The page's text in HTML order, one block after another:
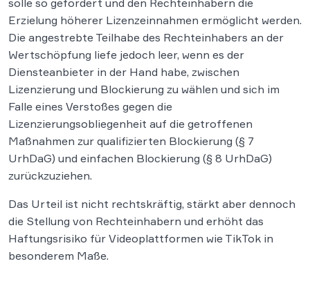
solle so gefördert und den Rechteinhabern die
Erzielung höherer Lizenzeinnahmen ermöglicht werden.
Die angestrebte Teilhabe des Rechteinhabers an der
Wertschöpfung liefe jedoch leer, wenn es der
Diensteanbieter in der Hand habe, zwischen
Lizenzierung und Blockierung zu wählen und sich im
Falle eines Verstoßes gegen die
Lizenzierungsobliegenheit auf die getroffenen
Maßnahmen zur qualifizierten Blockierung (§ 7
UrhDaG) und einfachen Blockierung (§ 8 UrhDaG)
zurückzuziehen.
Das Urteil ist nicht rechtskräftig, stärkt aber dennoch
die Stellung von Rechteinhabern und erhöht das
Haftungsrisiko für Videoplattformen wie TikTok in
besonderem Maße.